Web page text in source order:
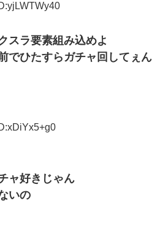
スラ要素組み込めよ
でひたすらガチャ回してぇん
ャ好きじゃん
いの